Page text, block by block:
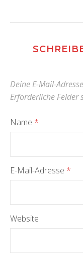
Deine E-Mail-
Erforderliche Felder
Name *
E-Mail-Adresse *
Website